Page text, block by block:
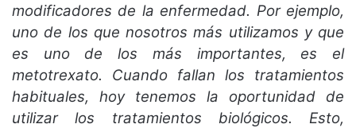
modificadores de la enfermedad. Por ejemplo,
uno de los que nosotros más utilizamos y que
es uno de los más importantes, es el
metotrexato. Cuando fallan los tratamientos
habituales, hoy tenemos la oportunidad de
utilizar los tratamientos biológicos. Esto,